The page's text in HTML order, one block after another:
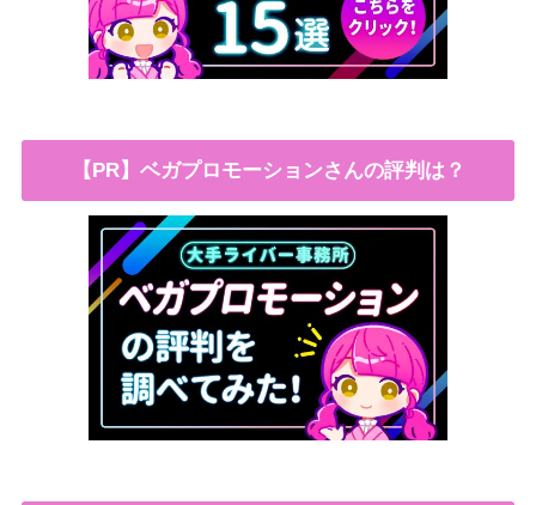
【PR】ベガプロモーションさんの評判は？